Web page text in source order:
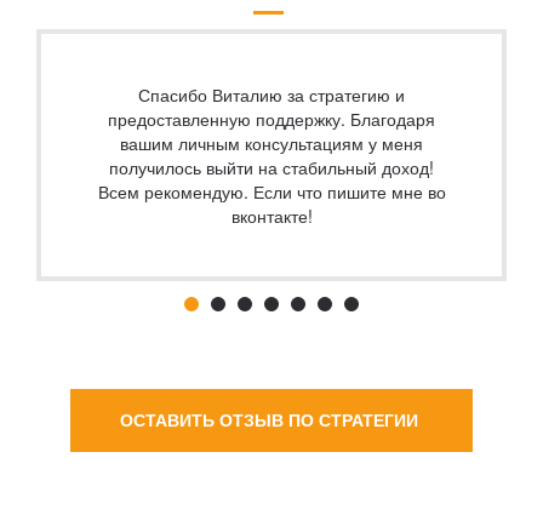
Спасибо Виталию за стратегию и
предоставленную поддержку. Благодаря
вашим личным консультациям у меня
получилось выйти на стабильный доход!
Всем рекомендую. Если что пишите мне во
вконтакте!
ОСТАВИТЬ ОТЗЫВ ПО СТРАТЕГИИ